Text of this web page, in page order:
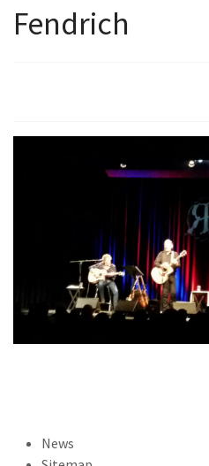
Fendrich
News